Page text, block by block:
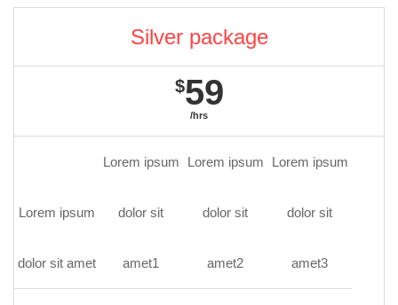
Silver package
$59
/hrs
Lorem ipsum
dolor sit amet
Lorem ipsum
dolor sit
amet1
Lorem ipsum
dolor sit
amet2
Lorem ipsum
dolor sit
amet3